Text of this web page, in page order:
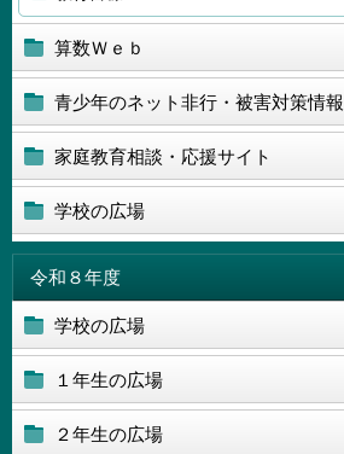
算数Ｗｅｂ
青少年のネット非行・被害対策情報
家庭教育相談・応援サイト
学校の広場
令和８年度
学校の広場
１年生の広場
２年生の広場